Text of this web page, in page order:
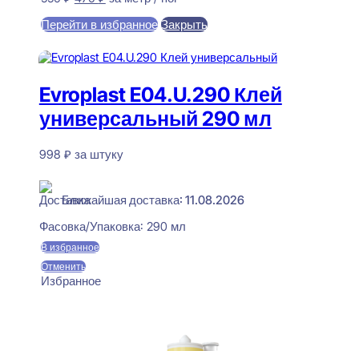
составляла
470 ₽.
Перейти в избранное Закрыть
Evroplast E04.U.290 Клей
универсальный 290 мл
998 ₽ за штуку
Ближайшая доставка: 11.08.2026
Фасовка/Упаковка: 290 мл
В избранное
Отменить
Избранное